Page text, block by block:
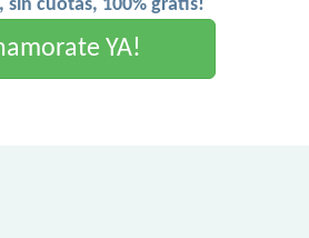
sin cuotas, 100% gratis!
YA!